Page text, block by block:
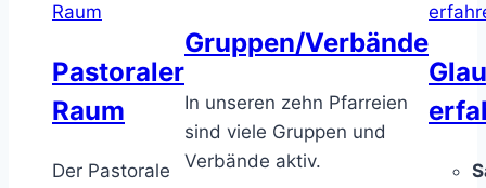
Raum
Pastoraler
Raum
Der Pastorale
Gruppen/Verbände
In unseren zehn Pfarreien
sind viele Gruppen und
Verbände aktiv.